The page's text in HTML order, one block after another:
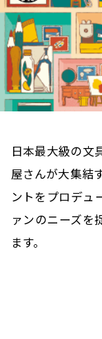
日本最大級の文
屋さんが大集結
ントをプロデュ
ァンのニーズを
ます。